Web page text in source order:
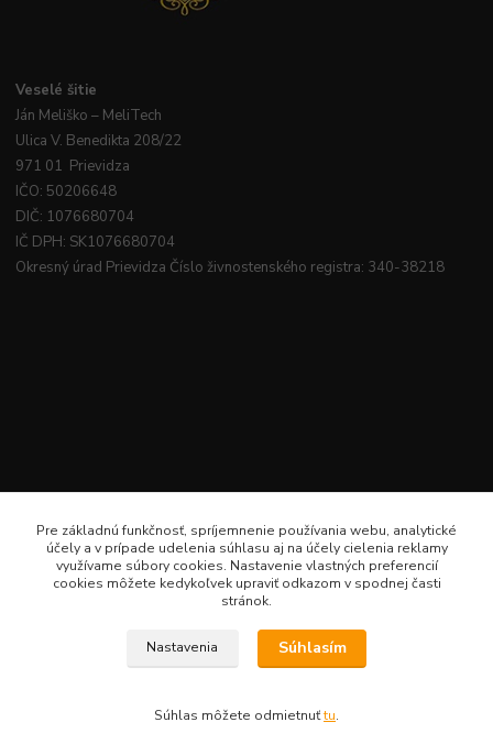
Veselé šitie
Ján Meliško – MeliTech
Ulica V. Benedikta 208/22
971 01 Prievidza
IČO: 50206648
DIČ: 1076680704
IČ DPH: SK1076680704
Okresný úrad Prievidza Číslo živnostenského registra: 340-38218
lenkameliskovapd@gmail.com · Hotline: Lenka Melišková 0949 224 331
Pre základnú funkčnosť, spríjemnenie používania webu, analytické
účely a v prípade udelenia súhlasu aj na účely cielenia reklamy
využívame súbory cookies. Nastavenie vlastných preferencií
cookies môžete kedykoľvek upraviť odkazom v spodnej časti
stránok.
Nastavenia Súhlasím
Súhlas môžete odmietnuťtu.